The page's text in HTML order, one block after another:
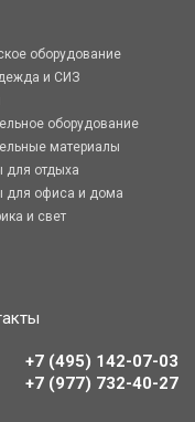
оборудование
и СИЗ
оборудование
материалы
для отдыха
для офиса и дома
и свет
+7 (495) 142-07-03
‎‎+7 (977) 732-40-27